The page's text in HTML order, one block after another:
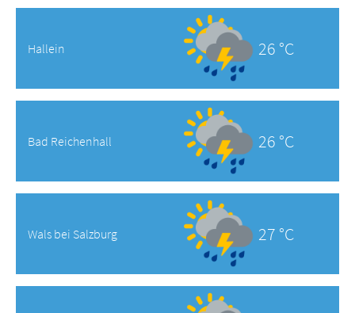
Hallein 26 °C
Bad Reichenhall 26 °C
Wals bei Salzburg 27 °C